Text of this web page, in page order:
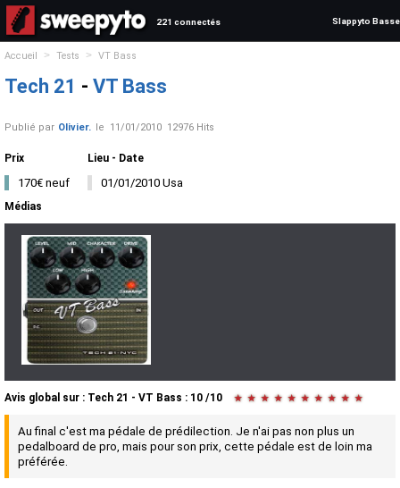
221 connectés Slappyto Basse
Accueil > Tests > VT Bass
Tech 21 - VT Bass
Publié par Olivier. le 11/01/2010 12976 Hits
Prix
170€ neuf
Lieu - Date
01/01/2010 Usa
Médias
Avis global sur : Tech 21 - VT Bass : 10 /10 ★ ★ ★ ★ ★ ★ ★ ★ ★ ★
Au final c'est ma pédale de prédilection. Je n'ai pas non plus un
pedalboard de pro, mais pour son prix, cette pédale est de loin ma
préférée.